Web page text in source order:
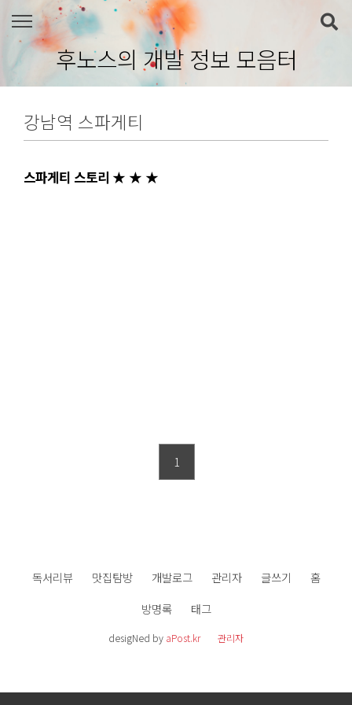
본문 바로가기
후노스의 개발 정보 모음터
강남역 스파게티
스파게티 스토리 ★ ★ ★
1
독서리뷰 맛집탐방 개발로그 관리자 글쓰기
홈
방명록
태그
desigNed by aPost.kr 관리자